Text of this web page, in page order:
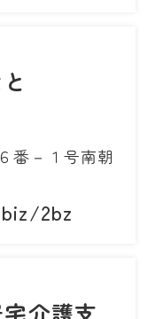
番－１号南朝
2bz
介護支